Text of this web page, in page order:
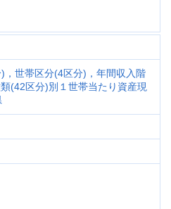
，世帯区分(4区分)，年間収入階
(42区分)別１世帯当たり資産現